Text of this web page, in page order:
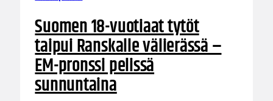
Suomen 18-vuotiaat tytöt
taipui Ranskalle välierässä –
EM-pronssi pelissä
sunnuntaina